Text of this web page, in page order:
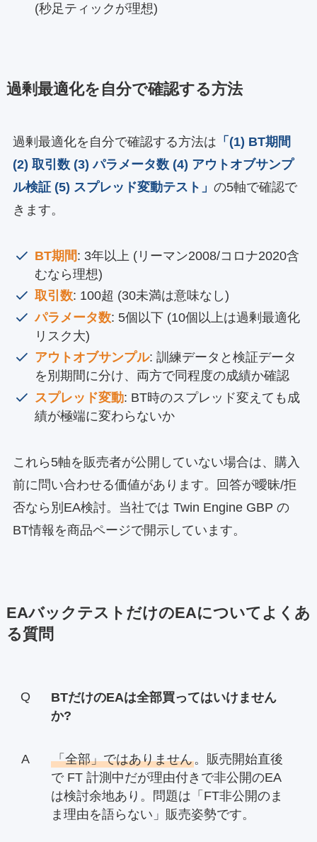
(秒足ティックが理想)
過剰最適化を自分で確認する方法
過剰最適化を自分で確認する方法は 「(1) BT期間
(2) 取引数 (3) パラメータ数 (4) アウトオブサンプ
ル検証 (5) スプレッド変動テスト」 の5軸で確認で
きます。
BT期間: 3年以上 (リーマン2008/コロナ2020含
むなら理想)
取引数: 100超 (30未満は意味なし)
パラメータ数: 5個以下 (10個以上は過剰最適化
リスク大)
アウトオブサンプル: 訓練データと検証データ
を別期間に分け、両方で同程度の成績か確認
スプレッド変動: BT時のスプレッド変えても成
績が極端に変わらないか
これら5軸を販売者が公開していない場合は、購入
前に問い合わせる価値があります。回答が曖昧/拒
否なら別EA検討。当社では Twin Engine GBP の
BT情報を商品ページで開示しています。
EAバックテストだけのEAについてよくあ
る質問
BTだけのEAは全部買ってはいけません
か?
「全部」ではありません。販売開始直後
で FT 計測中だが理由付きで非公開のEA
は検討余地あり。問題は「FT非公開のま
ま理由を語らない」販売姿勢です。